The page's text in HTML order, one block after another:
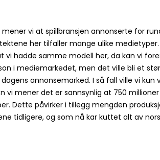
vi at spillbransjen annonserte for
her tilfaller mange ulike medietyper.
vi hadde samme modell her, da kan vi
i mediemarkedet, men det ville bli et
annonsemarked. I så fall ville vi kun
vi mener det er sannsynlig at 750
Dette påvirker i tillegg mengden
tidligere, og som nå kar kuttet alt av